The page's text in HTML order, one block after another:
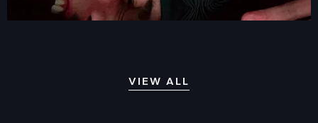
SCANBOOTH
VIEW ALL